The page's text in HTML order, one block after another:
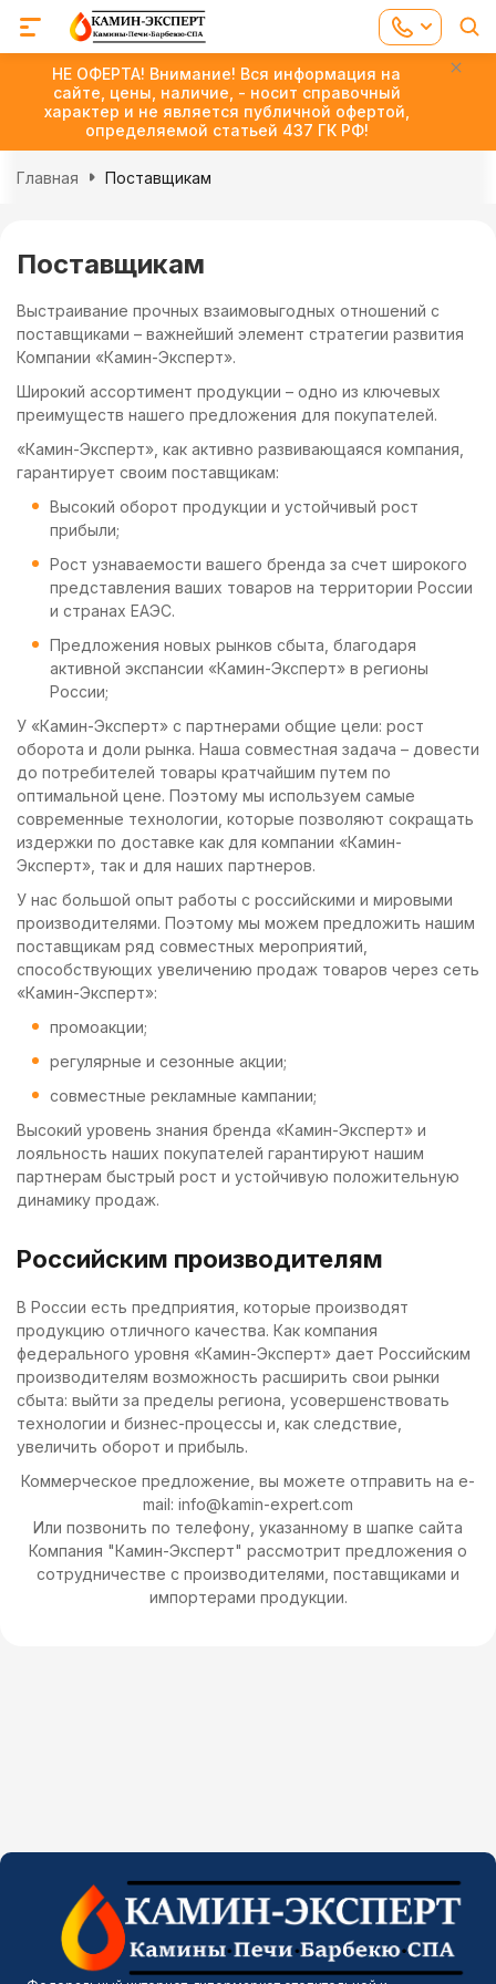
НЕ ОФЕРТА! Внимание! Вся информация на
сайте, цены, наличие, - носит справочный
характер и не является публичной офертой,
определяемой статьей 437 ГК РФ!
Главная Поставщикам
Поставщикам
Выстраивание прочных взаимовыгодных отношений с
поставщиками – важнейший элемент стратегии развития
Компании «Камин-Эксперт».
Широкий ассортимент продукции – одно из ключевых
преимуществ нашего предложения для покупателей.
«Камин-Эксперт», как активно развивающаяся компания,
гарантирует своим поставщикам:
Высокий оборот продукции и устойчивый рост
прибыли;
Рост узнаваемости вашего бренда за счет широкого
представления ваших товаров на территории России
и странах ЕАЭС.
Предложения новых рынков сбыта, благодаря
активной экспансии «Камин-Эксперт» в регионы
России;
У «Камин-Эксперт» с партнерами общие цели: рост
оборота и доли рынка. Наша совместная задача – довести
до потребителей товары кратчайшим путем по
оптимальной цене. Поэтому мы используем самые
современные технологии, которые позволяют сокращать
издержки по доставке как для компании «Камин-
Эксперт», так и для наших партнеров.
У нас большой опыт работы с российскими и мировыми
производителями. Поэтому мы можем предложить нашим
поставщикам ряд совместных мероприятий,
способствующих увеличению продаж товаров через сеть
«Камин-Эксперт»:
промоакции;
регулярные и сезонные акции;
совместные рекламные кампании;
Высокий уровень знания бренда «Камин-Эксперт» и
лояльность наших покупателей гарантируют нашим
партнерам быстрый рост и устойчивую положительную
динамику продаж.
Российским производителям
В России есть предприятия, которые производят
продукцию отличного качества. Как компания
федерального уровня «Камин-Эксперт» дает Российским
производителям возможность расширить свои рынки
сбыта: выйти за пределы региона, усовершенствовать
технологии и бизнес-процессы и, как следствие,
увеличить оборот и прибыль.
Коммерческое предложение, вы можете отправить на e-
mail: info@kamin-expert.com
Или позвонить по телефону, указанному в шапке сайта
Компания "Камин-Эксперт" рассмотрит предложения о
сотрудничестве с производителями, поставщиками и
импортерами продукции.